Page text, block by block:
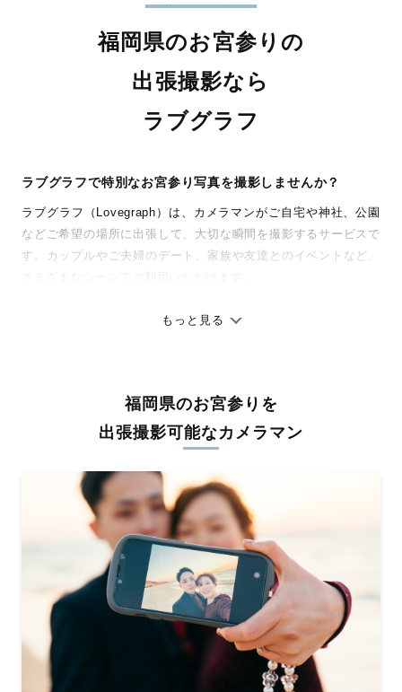
福岡県のお宮参りの
出張撮影なら
ラブグラフ
ラブグラフで特別なお宮参り写真を撮影しませんか？
ラブグラフ（Lovegraph）は、カメラマンがご自宅や神社、公園
などご希望の場所に出張して、大切な瞬間を撮影するサービスで
す。カップルやご夫婦のデート、家族や友達とのイベントなど、
ありのままの空気感を大切に、何十年経っても見返したくなるよ
料金は全国どこでも一律。わかりやすく安心の価格設定です。オ
リジナルの研修と厳正な審査に合格し、撮影技術やホスピタリテ
ィを身につけたプロのカメラマンが全国47都道府県に在籍してい
験をお届けします。
丁寧なレタッチで思い出を美しく仕上げます
撮影後は、独自の編集技術で写真の明るさや色合いを丁寧に調
整。自然な雰囲気を残しつつも、おしゃれで洗練された仕上がり
に。きっと「こんな写真を撮ってほしかった！」と思える一枚に
出会えます。まずは、ラブグラフの撮影事例 をご覧ください。
もっと見る
福岡県のお宮参りを
出張撮影可能なカメラマン